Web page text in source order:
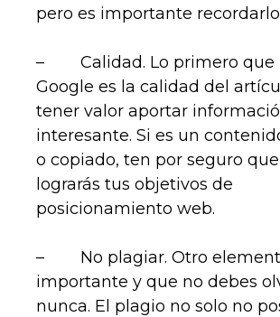
pero es importante
– Calidad. Lo primero que
Google es la calidad del
tener valor aportar
interesante. Si es un
o copiado, ten por seguro
lograrás tus objetivos de
posicionamiento web.
– No plagiar. Otro
importante y que no debes
nunca. El plagio no solo no